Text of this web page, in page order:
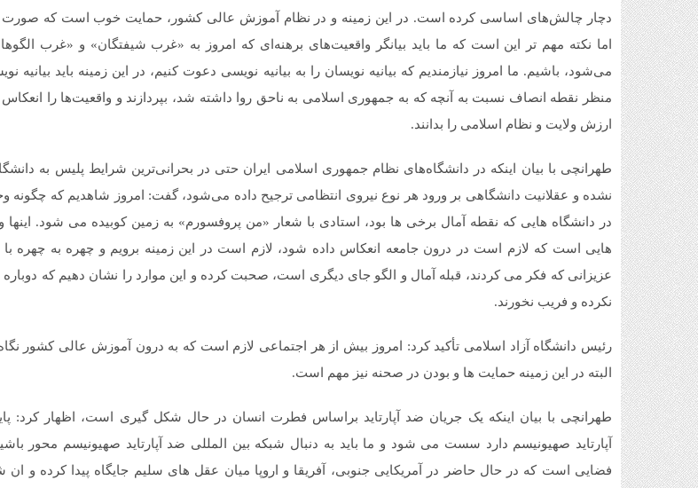
دچار چالش‌های اساسی کرده است. در این زمینه و در نظام آموزش عالی کشور، حمایت خوب است که صورت
اما نکته مهم تر این است که ما باید بیانگر واقعیت‌های برهنه‌ای که امروز به «غرب شیفتگان» و «غرب
می‌شود، باشیم. ما امروز نیازمندیم که بیانیه نویسان را به بیانیه نویسی دعوت کنیم، در این زمینه باید بیانیه
منظر نقطه انصاف نسبت به آنچه که به جمهوری اسلامی به ناحق روا داشته شد، بپردازند و واقعیت‌ها را انعکاس
ارزش ولایت و نظام اسلامی را بدانند.
طهرانچی با بیان اینکه در دانشگاه‌های نظام جمهوری اسلامی ایران حتی در بحرانی‌ترین شرایط پلیس به
نشده و عقلانیت دانشگاهی بر ورود هر نوع نیروی انتظامی ترجیح داده می‌شود، گفت: امروز شاهدیم که چگونه
در دانشگاه هایی که نقطه آمال برخی ها بود، استادی با شعار «من پروفسورم» به زمین کوبیده می شود. اینها
هایی است که لازم است در درون جامعه انعکاس داده شود، لازم است در این زمینه برویم و چهره به چهره
عزیزانی که فکر می کردند، قبله آمال و الگو جای دیگری است، صحبت کرده و این موارد را نشان دهیم که دوباره
نکرده و فریب نخورند.
رئیس دانشگاه آزاد اسلامی تأکید کرد: امروز بیش از هر اجتماعی لازم است که به درون آموزش عالی کشور
البته در این زمینه حمایت ها و بودن در صحنه نیز مهم است.
طهرانچی با بیان اینکه یک جریان ضد آپارتاید براساس فطرت انسان در حال شکل گیری است، اظهار کرد:
آپارتاید صهیونیسم دارد سست می شود و ما باید به دنبال شبکه بین المللی ضد آپارتاید صهیونیسم محور
فضایی است که در حال حاضر در آمریکایی جنوبی، آفریقا و اروپا میان عقل های سلیم جایگاه پیدا کرده و ان